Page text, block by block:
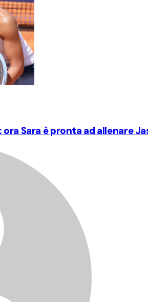
Sara è pronta ad allenare